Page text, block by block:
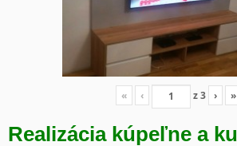
« ‹ z3 › »
Realizácia kúpeľne a